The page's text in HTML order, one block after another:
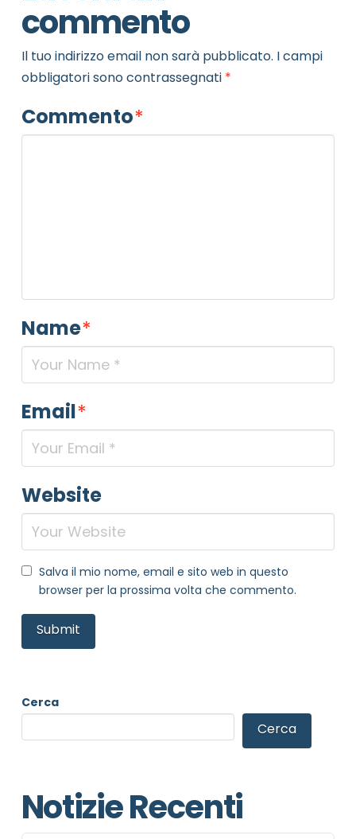
commento
Il tuo indirizzo email non sarà pubblicato. I campi
obbligatori sono contrassegnati *
Commento*
Name*
Email*
Website
Salva il mio nome, email e sito web in questo
browser per la prossima volta che commento.
Cerca
Cerca
Notizie Recenti